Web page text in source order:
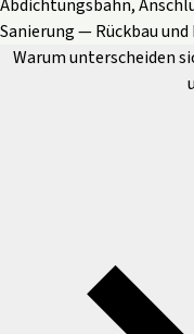
Abdichtungsbahn,
Sanierung — Rückbau
Warum unterscheiden